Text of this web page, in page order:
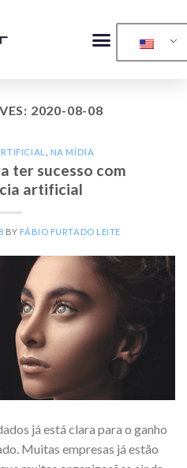
2020-08-08
NA MÍDIA
ter sucesso com
artificial
BY FÁBIO FURTADO LEITE
já está clara para o ganho
Muitas empresas já estão